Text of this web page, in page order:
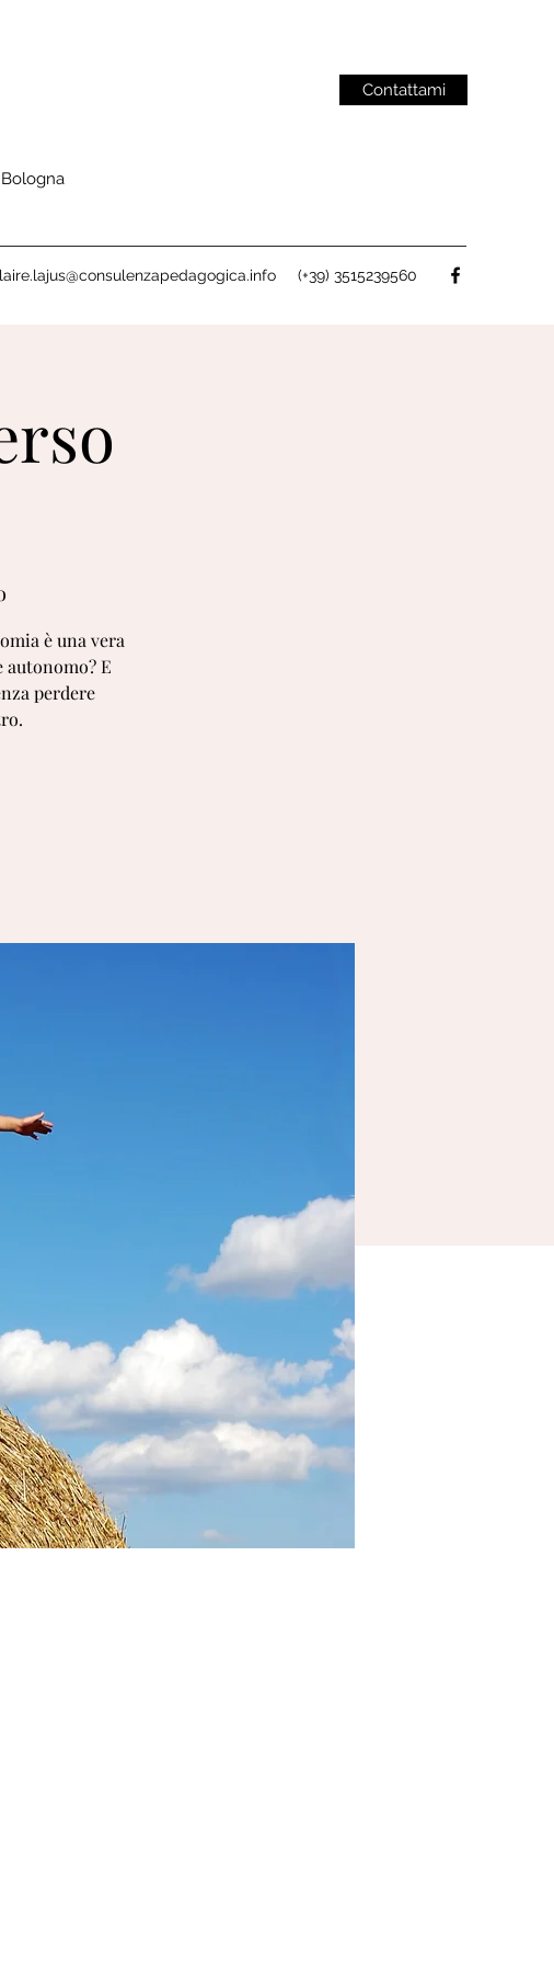
Contattami
(+39) 3515239560
è una vera
E
perdere